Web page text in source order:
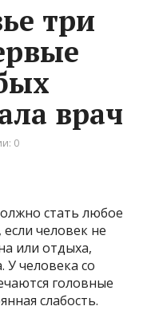
три
врач
0
стать любое
человек не
или отдыха,
У человека со
головные
слабость.